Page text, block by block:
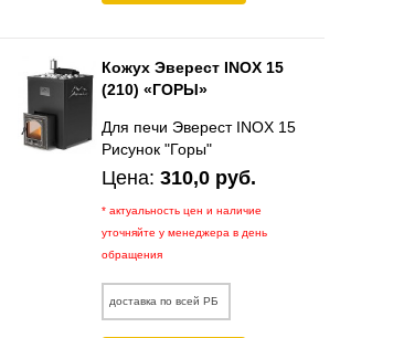
Кожух Эверест INOX 15
(210) «ГОРЫ»
Для печи Эверест INOX 15
Рисунок "Горы"
Цена:310,0 руб.
* актуальность цен и наличие
уточняйте у менеджера в день
обращения
доставка по всей РБ